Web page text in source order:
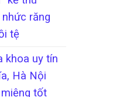
răng
tệ
khoa uy tín
Hà Nội
tốt